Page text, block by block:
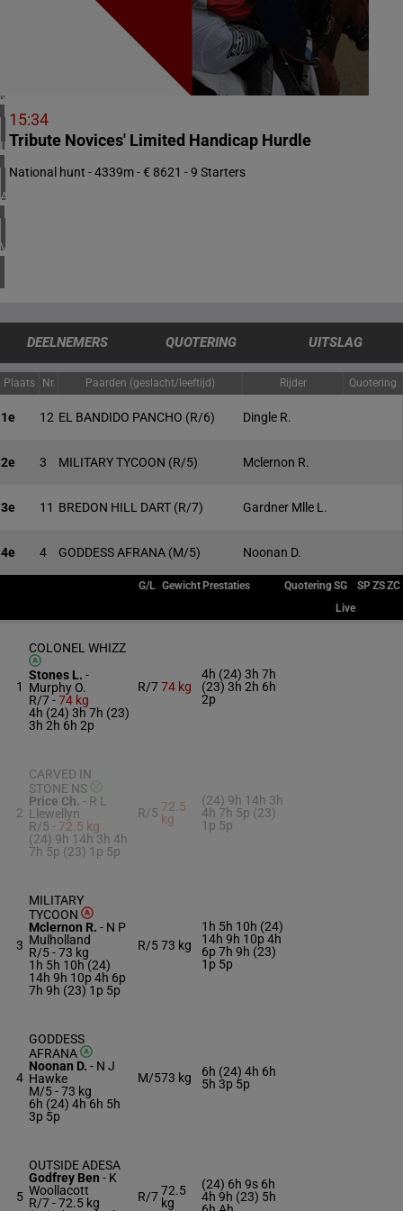
VERENIGD KONINKRIJK
6 meeting(s)
IERLAND
2 meeting(s)
ARGENTINIË
1 meeting(s)
VERENIGDE STATEN
4 meeting(s)
15:34
Tribute Novices' Limited Handicap Hurdle
National hunt - 4339m - € 8621 - 9 Starters
DEELNEMERS QUOTERING UITSLAG
Plaats Nr. Paarden (geslacht/leeftijd) Rijder Quotering
1e 12 EL BANDIDO PANCHO (R/6) Dingle R.
2e 3 MILITARY TYCOON (R/5) Mclernon R.
3e 11 BREDON HILL DART (R/7) Gardner Mlle L.
4e 4 GODDESS AFRANA (M/5) Noonan D.
G/L Gewicht Prestaties QuoteringSG SPZSZC
Live
1
COLONEL WHIZZ
Stones L. -
Murphy O.
R/7 -74 kg
4h (24) 3h 7h (23)
3h 2h 6h 2p
R/774 kg
4h (24) 3h 7h
(23) 3h 2h 6h
2p
2
CARVED IN
STONE NS
Price Ch. - R L
Llewellyn
R/5 - 72.5 kg
(24) 9h 14h 3h 4h
7h 5p (23) 1p 5p
R/5 72.5
kg
(24) 9h 14h 3h
4h 7h 5p (23)
1p 5p
3
MILITARY
TYCOON
Mclernon R. - N P
Mulholland
R/5 -73 kg
1h 5h 10h (24)
14h 9h 10p 4h 6p
7h 9h (23) 1p 5p
R/573 kg
1h 5h 10h (24)
14h 9h 10p 4h
6p 7h 9h (23)
1p 5p
4
GODDESS
AFRANA
Noonan D. - N J
Hawke
M/5 -73 kg
6h (24) 4h 6h 5h
3p 5p
M/573 kg
6h (24) 4h 6h
5h 3p 5p
5
OUTSIDE ADESA
Godfrey Ben - K
Woollacott
R/7 -72.5 kg
R/772.5
kg
(24) 6h 9s 6h
4h 9h (23) 5h